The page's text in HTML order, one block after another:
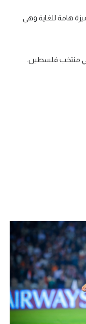
هامة للغاية وهي
في منتخب فلسطين.